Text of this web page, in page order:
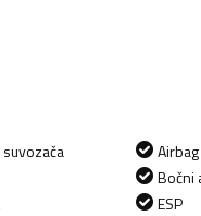
Bočni
ESP